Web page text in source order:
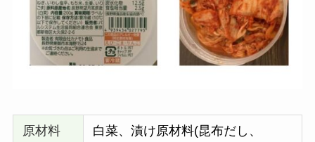
原材料
白菜、漬け原材料(昆布だし、